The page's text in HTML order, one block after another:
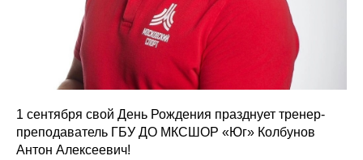
1 сентября свой День Рождения празднует тренер-
преподаватель ГБУ ДО МКСШОР «Юг» Колбунов
Антон Алексеевич!